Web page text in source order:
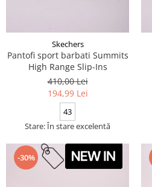
Skechers
Pantofi sport barbati Summits
High Range Slip-Ins
410,00 Lei
194,99 Lei
43
Stare: În stare excelentă
-30%